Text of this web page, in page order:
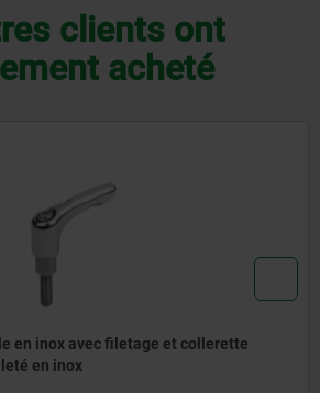
clients ont
acheté
en plastique avec taraudage et
pour augmenter la force de serrage